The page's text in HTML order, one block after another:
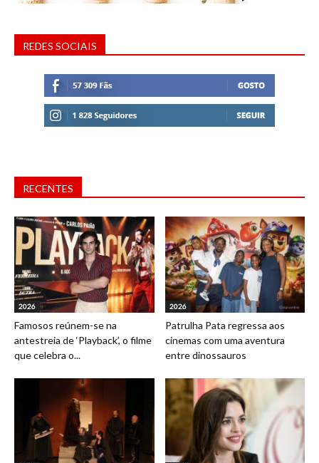
REDES SOCIAIS
RECENTES
2026
Famosos reúnem-se na
antestreia de ‘Playback’, o filme
que celebra o...
2026
Patrulha Pata regressa aos
cinemas com uma aventura
entre dinossauros